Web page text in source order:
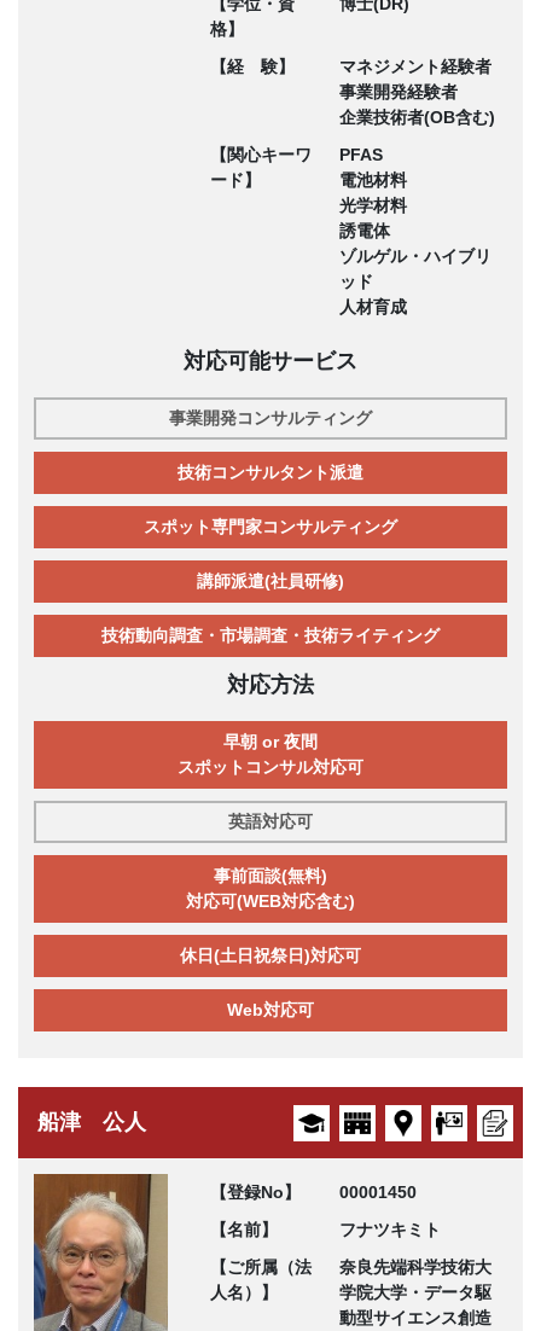
格】
【経 験】
マネジメント経験者
事業開発経験者
企業技術者(OB含む)
【関心キーワ
ード】
PFAS
電池材料
光学材料
誘電体
ゾルゲル・ハイブリ
ッド
人材育成
対応可能サービス
事業開発コンサルティング
技術コンサルタント派遣
スポット専門家コンサルティング
講師派遣(社員研修)
技術動向調査・市場調査・技術ライティング
対応方法
早朝 or 夜間
スポットコンサル対応可
英語対応可
事前面談(無料)
対応可(WEB対応含む)
休日(土日祝祭日)対応可
Web対応可
船津 公人
【登録No】
00001450
【名前】
フナツキミト
【ご所属（法
人名）】
奈良先端科学技術大
学院大学・データ駆
動型サイエンス創造